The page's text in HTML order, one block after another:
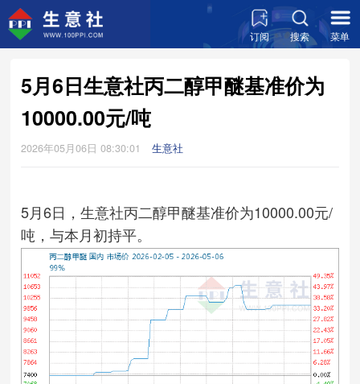
订阅 搜索 菜单
5月6日生意社丙二醇甲醚基准价为
10000.00元/吨
2026年05月06日 08:30:01 生意社
5月6日，生意社丙二醇甲醚基准价为10000.00元/
吨，与本月初持平。